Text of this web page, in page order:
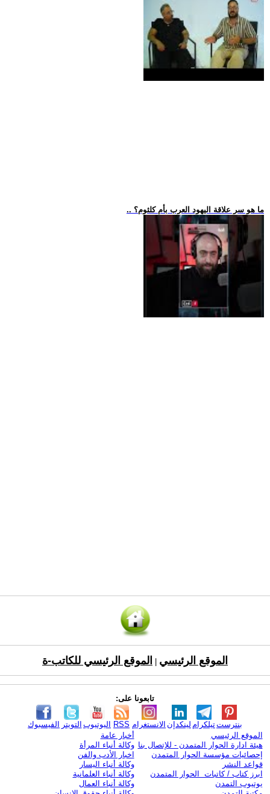
.. ما هو سر علاقة اليهود العرب بأم كلثوم؟
الموقع الرئيسي الموقع الرئيسي للكاتب-ة
تابعونا على:
الفيسبوك التويتر اليوتيوب RSS الانستغرام لينكدإن تيلكرامبنترست
الموقع الرئيسي
هيئة ادارة الحوار المتمدن - للإتصال بنا
إحصائيات مؤسسة الحوار المتمدن
قواعد النشر
ابرز كتاب / كاتبات الحوار المتمدن
يوتيوب التمدن
أخبار عامة
وكالة أنباء المرأة
اخبار الأدب والفن
وكالة أنباء اليسار
وكالة أنباء العلمانية
وكالة أنباء العمال